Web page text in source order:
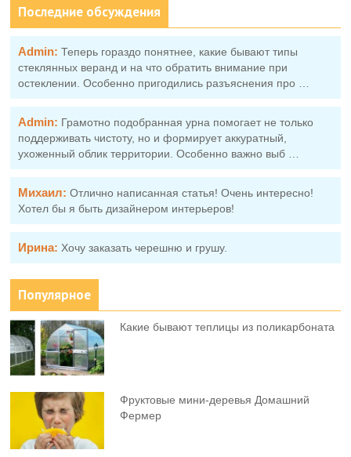
Последние обсуждения
Admin: Теперь гораздо понятнее, какие бывают типы
стеклянных веранд и на что обратить внимание при
остеклении. Особенно пригодились разъяснения про …
Admin: Грамотно подобранная урна помогает не только
поддерживать чистоту, но и формирует аккуратный,
ухоженный облик территории. Особенно важно выб …
Михаил: Отлично написанная статья! Очень интересно!
Хотел бы я быть дизайнером интерьеров!
Ирина: Хочу заказать черешню и грушу.
Популярное
Какие бывают теплицы из поликарбоната
Фруктовыe мини-деревья Домашний
Фермер